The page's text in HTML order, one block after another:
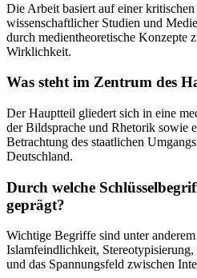
Die Arbeit basiert auf einer kritischen
wissenschaftlicher Studien und
durch medientheoretische Konzepte
Wirklichkeit.
Was steht im Zentrum des
Der Hauptteil gliedert sich in eine
der Bildsprache und Rhetorik sowie
Betrachtung des staatlichen
Deutschland.
Durch welche
geprägt?
Wichtige Begriffe sind unter
Islamfeindlichkeit,
und das Spannungsfeld zwischen